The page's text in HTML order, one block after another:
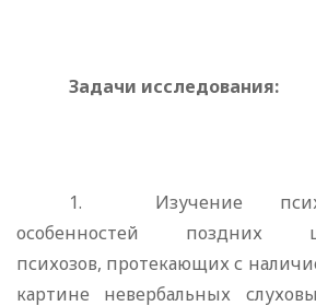
Задачи исследования:
1.
Изучение
особенностей поздних
психозов, протекающих с
картине невербальных